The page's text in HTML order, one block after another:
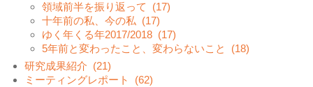
領域前半を振り返って
(17)
十年前の私、今の私 (17)
ゆく年くる年2017/2018 (17)
5年前と変わったこと、変わらないこと
(18)
研究成果紹介 (21)
ミーティングレポート
(62)